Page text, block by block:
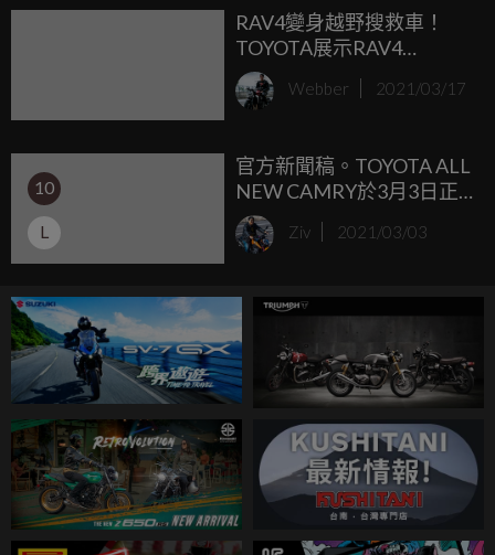
RAV4變身越野搜救車！
TOYOTA展示RAV4
Mountain Rescue
Webber 2021/03/17
10
L
官方新聞稿。TOYOTA ALL
NEW CAMRY於3月3日正
式發表上市！
Ziv 2021/03/03